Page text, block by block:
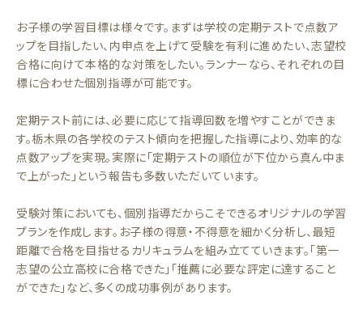
お子様の学習目標は様々です。まずは学校の定期テストで点数ア
ップを目指したい、内申点を上げて受験を有利に進めたい、志望校
合格に向けて本格的な対策をしたい。ランナーなら、それぞれの目
標に合わせた個別指導が可能です。
定期テスト前には、必要に応じて指導回数を増やすことができま
す。栃木県の各学校のテスト傾向を把握した指導により、効率的な
点数アップを実現。実際に「定期テストの順位が下位から真ん中ま
で上がった」という報告も多数いただいています。
受験対策においても、個別指導だからこそできるオリジナルの学習
プランを作成します。お子様の得意・不得意を細かく分析し、最短
距離で合格を目指せるカリキュラムを組み立てていきます。「第一
志望の公立高校に合格できた」「推薦に必要な評定に達すること
ができた」など、多くの成功事例があります。